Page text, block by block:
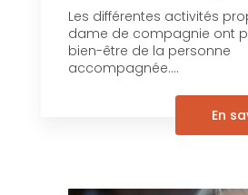
Les différentes activités
dame de compagnie ont
bien-être de la personne
accompagnée....
En